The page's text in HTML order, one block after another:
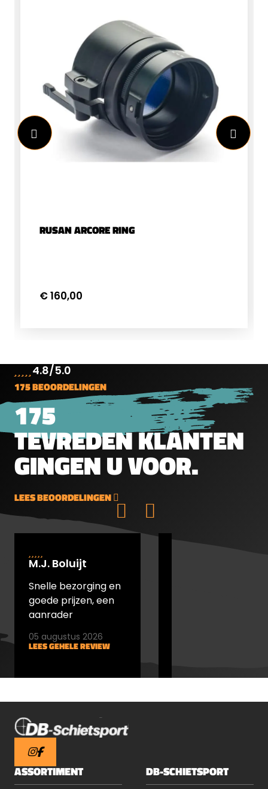
300BarManometerBleedvalveKeuring
om de 5 Jaar1/8" BSP SlangensetStevige
voetGewicht: 11kgDiameter:
14cmHoogte: 74cmFlessen kunnen
uitsluitend leeg verstuurd worden via de
post.
RUSAN ARCORE RING
€ 160,00
4.8/5.0
175 BEOORDELINGEN
175
TEVREDEN KLANTEN
GINGEN U VOOR.
LEES BEOORDELINGEN
M.J. Boluijt
Snelle bezorging en
goede prijzen, een
aanrader
LEES GEHELE REVIEW
05 augustus 2026
ASSORTIMENT DB-SCHIETSPORT